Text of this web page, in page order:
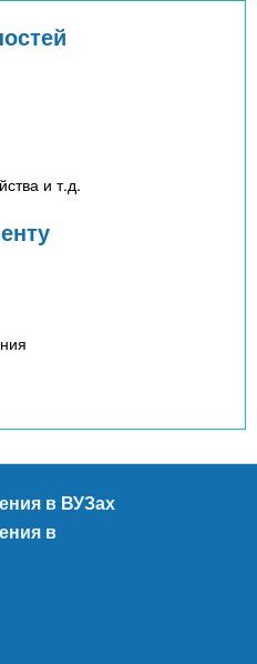
и т.д.
в ВУЗах
в